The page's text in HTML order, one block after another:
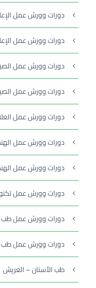
دورات وورش عمل
دورات وورش عمل
دورات وورش عمل
دورات وورش عمل
دورات وورش عمل
دورات وورش عمل
دورات وورش عمل
دورات وورش عمل
دورات وورش عمل طب
دورات وورش عمل طب
طب الأسنان – العريش